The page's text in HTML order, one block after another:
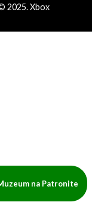
2025. Xbox
na Patronite